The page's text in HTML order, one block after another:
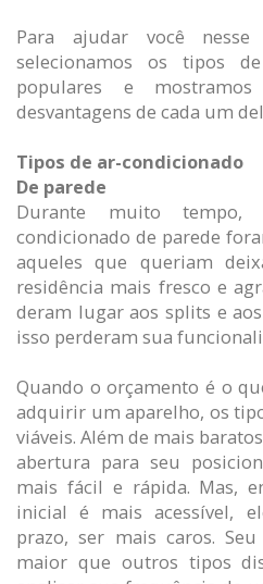
Para ajudar você nesse
selecionamos os tipos
populares e
desvantagens de cada um
Tipos de ar-condicionado
De parede
Durante muito
condicionado de parede
aqueles que queriam
residência mais fresco e
deram lugar aos splits e
isso perderam sua
Quando o orçamento é o
adquirir um aparelho, os
viáveis. Além de mais
abertura para seu
mais fácil e rápida. Mas,
inicial é mais acessível,
prazo, ser mais caros.
maior que outros tipos